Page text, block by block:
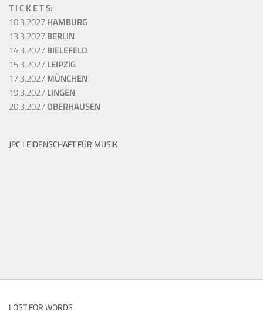
T I C K E T S:
10.3.2027HAMBURG
13.3.2027BERLIN
14.3.2027BIELEFELD
15.3.2027LEIPZIG
17.3.2027MÜNCHEN
19.3.2027LINGEN
20.3.2027OBERHAUSEN
JPC LEIDENSCHAFT FÜR MUSIK
LOST FOR WORDS